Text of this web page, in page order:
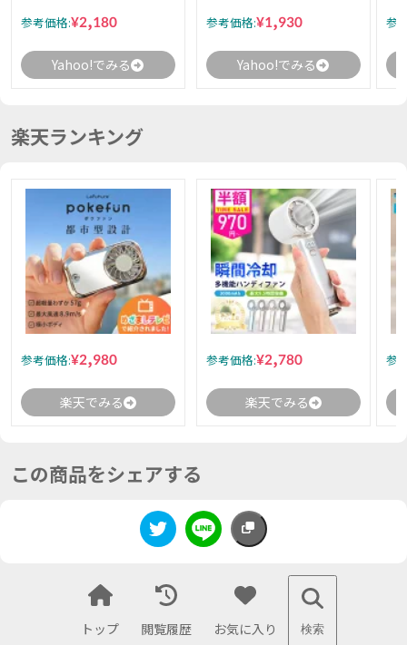
参考価格:¥2,180
Yahoo!でみる
参考価格:¥1,930
Yahoo!でみる
参
楽天ランキング
参考価格:¥2,980
楽天でみる
参考価格:¥2,780
楽天でみる
参
この商品をシェアする
トップ 閲覧履歴 お気に入り 検索